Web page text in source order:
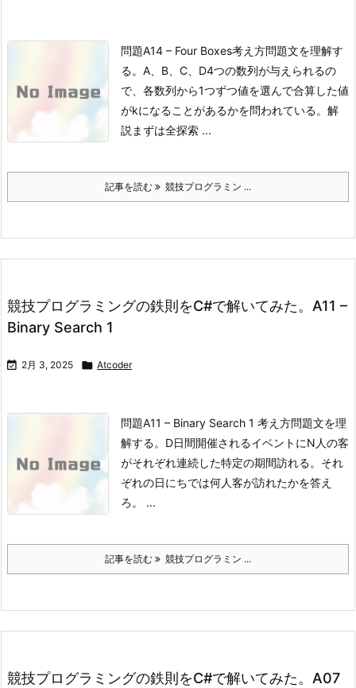
問題A14 – Four Boxes考え方問題文を理解す
る。 A、B、C、D4つの数列が与えられるの
で、各数列から1つずつ値を選んで合算した値
がkになることがあるかを問われている。 解
説 まずは全探索 ...
記事を読む 競技プログラミン ...
競技プログラミングの鉄則をC#で解いてみた。A11 –
Binary Search 1
 2月 3, 2025  Atcoder
問題A11 – Binary Search 1 考え方問題文を理
解する。 D日間開催されるイベントにN人の客
がそれぞれ連続した特定の期間訪れる。 それ
ぞれの日にちでは何人客が訪れたかを答え
ろ。 ...
記事を読む 競技プログラミン ...
競技プログラミングの鉄則をC#で解いてみた。A07